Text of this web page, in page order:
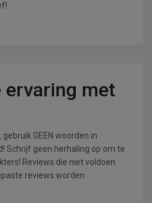
ervaring met
GEEN woorden in
Schrijf geen herhaling op om te
Reviews die niet voldoen
reviews worden